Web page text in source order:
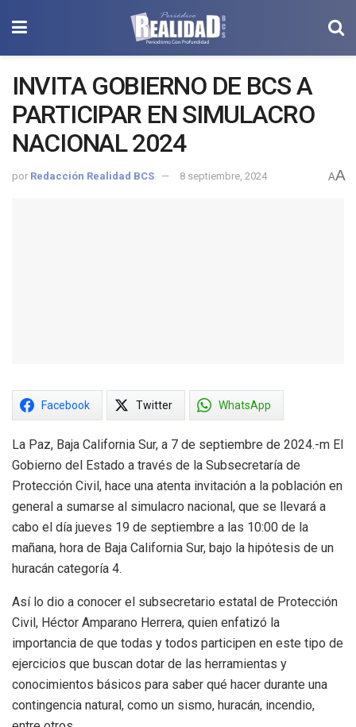
INVITA GOBIERNO DE BCS A
PARTICIPAR EN SIMULACRO
NACIONAL 2024
por Redacción Realidad BCS 8 septiembre, 2024 AA
Facebook Twitter WhatsApp
La Paz, Baja California Sur, a 7 de septiembre de 2024.-m El
Gobierno del Estado a través de la Subsecretaría de
Protección Civil, hace una atenta invitación a la población en
general a sumarse al simulacro nacional, que se llevará a
cabo el día jueves 19 de septiembre a las 10:00 de la
mañana, hora de Baja California Sur, bajo la hipótesis de un
huracán categoría 4.
Así lo dio a conocer el subsecretario estatal de Protección
Civil, Héctor Amparano Herrera, quien enfatizó la
importancia de que todas y todos participen en este tipo de
ejercicios que buscan dotar de las herramientas y
conocimientos básicos para saber qué hacer durante una
contingencia natural, como un sismo, huracán, incendio,